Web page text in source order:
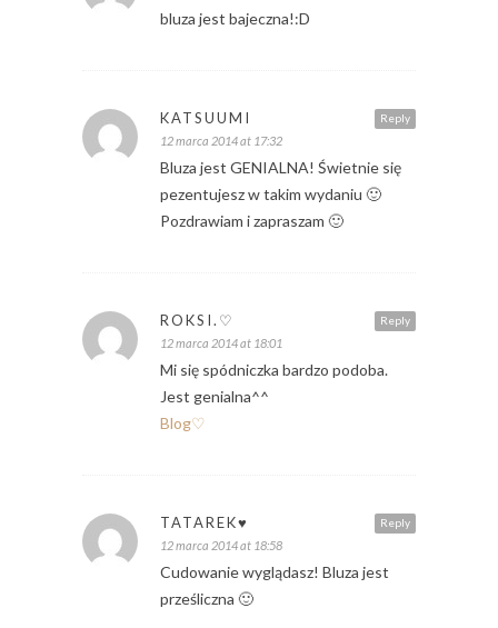
bluza jest bajeczna!:D
Reply
KATSUUMI
12 marca 2014 at 17:32
Bluza jest GENIALNA! Świetnie się
pezentujesz w takim wydaniu 🙂
Pozdrawiam i zapraszam 🙂
Reply
ROKSI.♡
12 marca 2014 at 18:01
Mi się spódniczka bardzo podoba.
Jest genialna^^
Blog♡
Reply
TATAREK♥
12 marca 2014 at 18:58
Cudowanie wyglądasz! Bluza jest
prześliczna 🙂